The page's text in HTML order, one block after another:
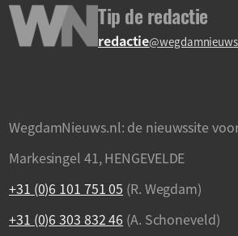
Tip de redactie
redactie
WegdamNieuws.nl: de nieuwssite
Markesingel 41, HENGEVELDE
+31 (0)6 101 751 05 (R. Wegdam)
+31 (0)6 303 832 46 (A. Schoneveld)